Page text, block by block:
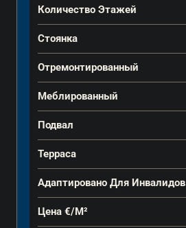
Количество Этажей
Стоянка
Отремонтированный
Меблированный
Подвал
Терраса
Адаптировано Для Инвалидов
Цена €/м²